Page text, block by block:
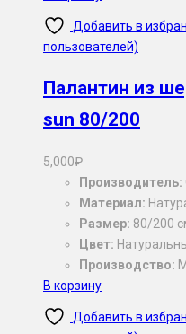
Добавить в
пользователей)
Палантин из
sun 80/200
5,000₽
Производитель:
Материал:
Размер: 80/200
Цвет:
Производство:
В корзину
Добавить в